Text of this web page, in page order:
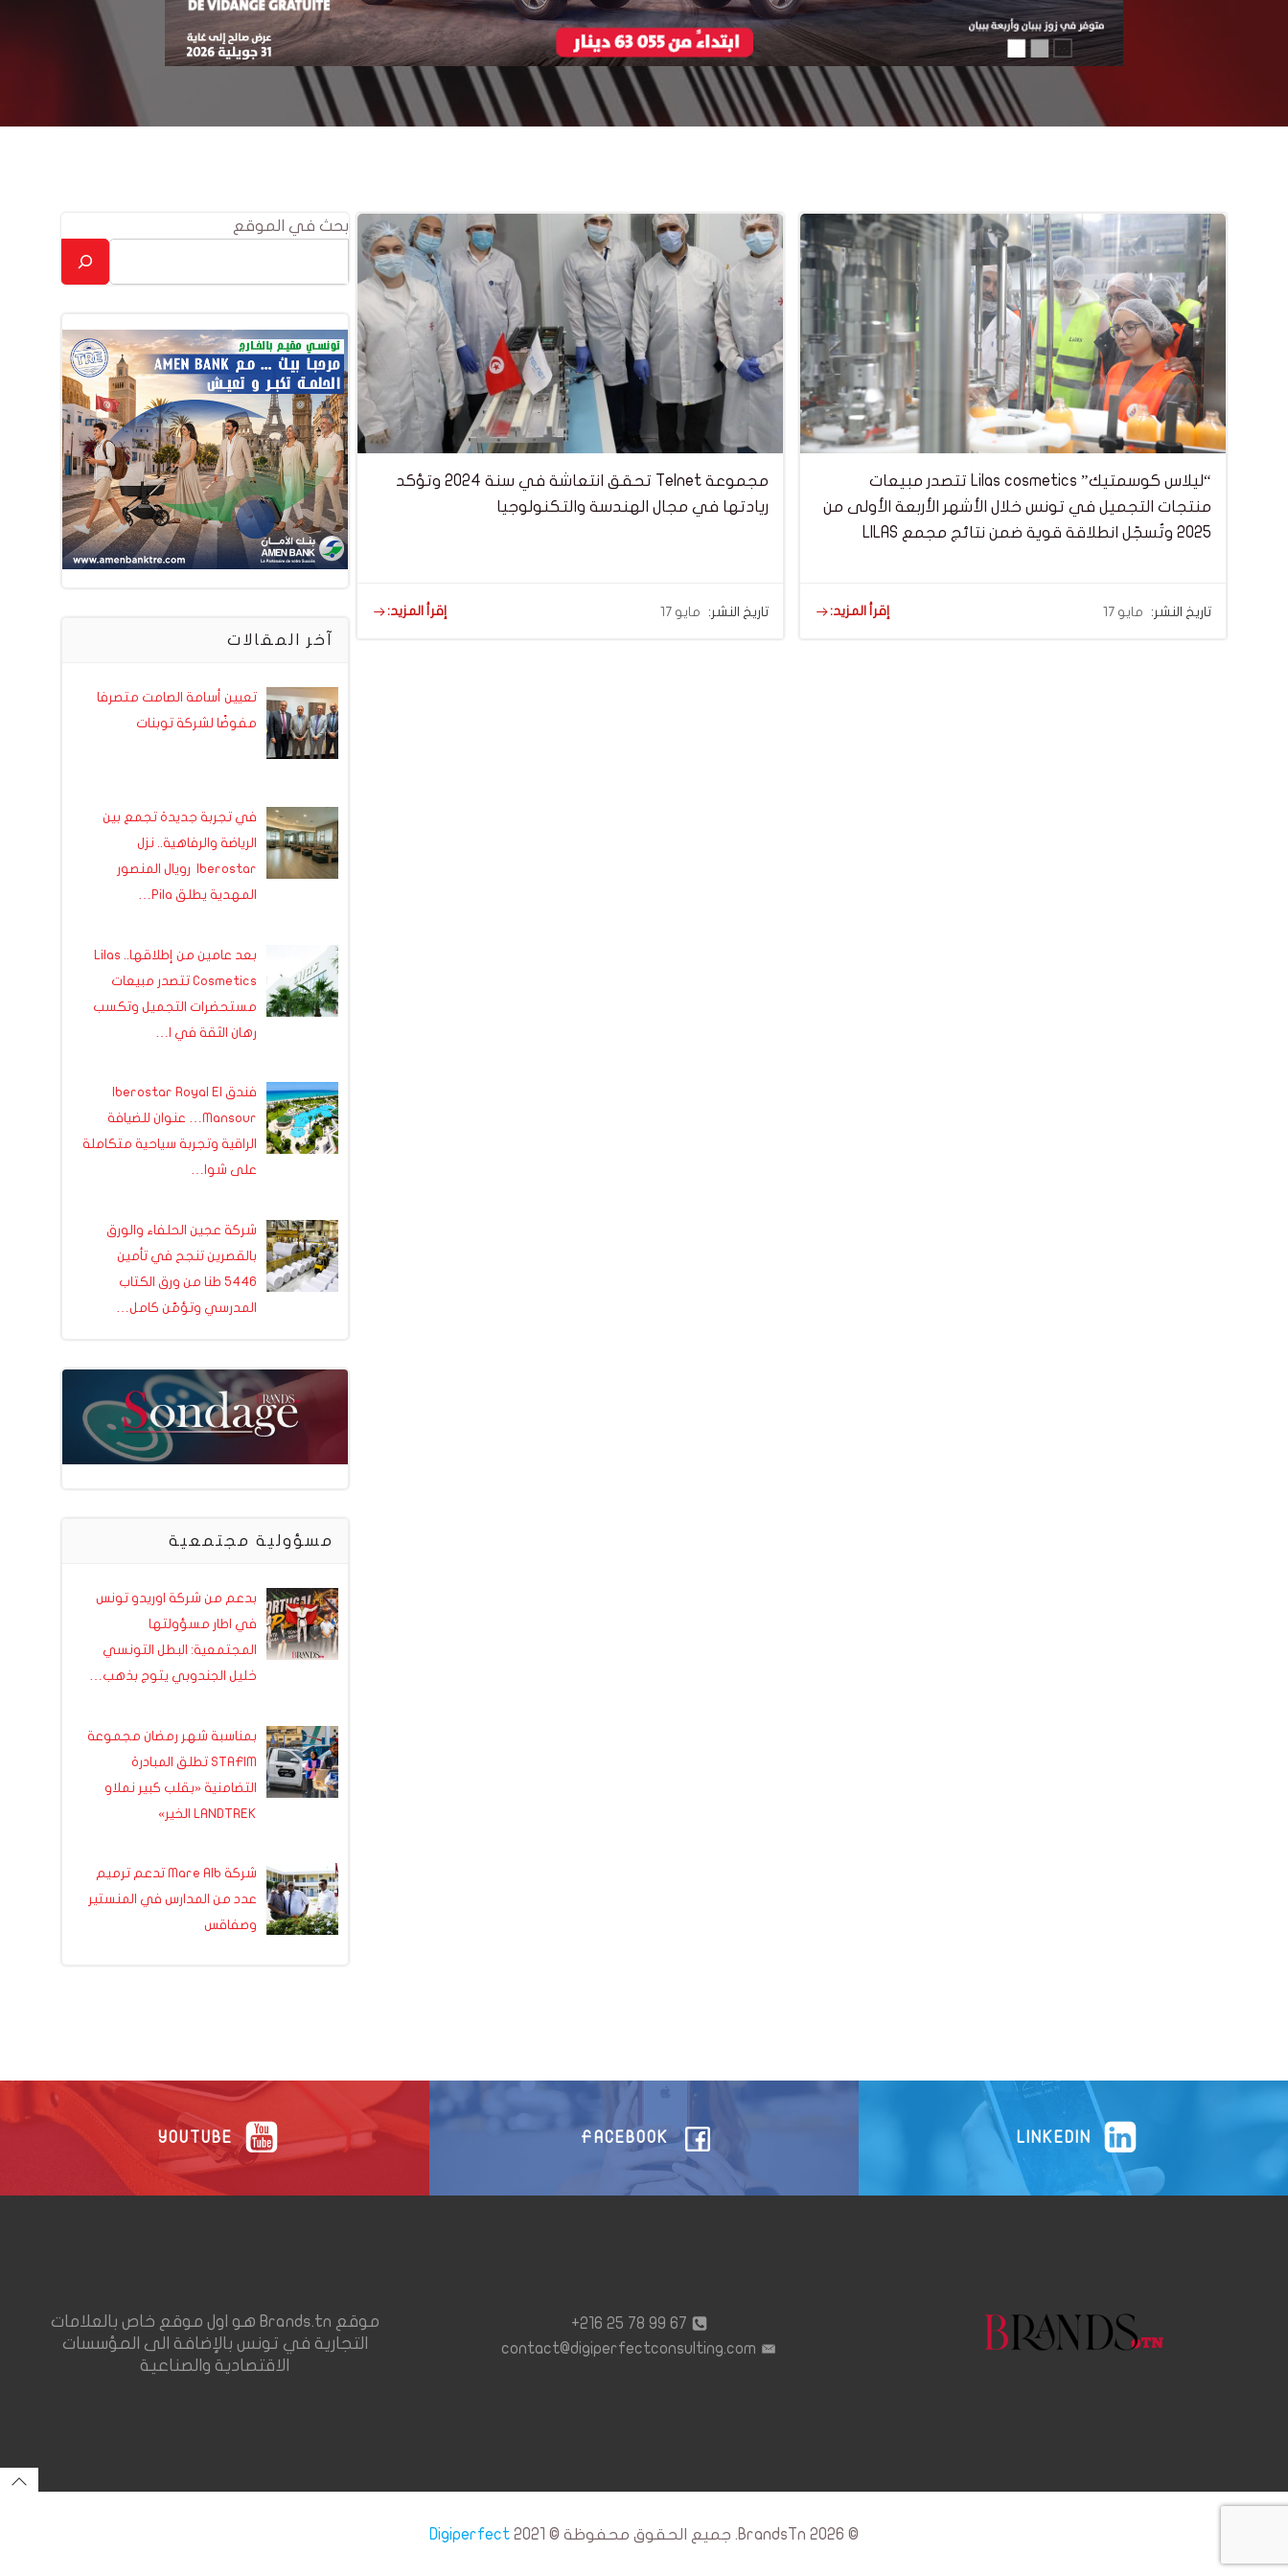
مجموعة Telnet تحقق انتعاشة في سنة 2024 وتؤكد
ريادتها في مجال الهندسة والتكنولوجيا
تاريخ النشر: مايو 17 إقرأ المزيد:
“ليلاس كوسمتيك” Lilas cosmetics تتصدر مبيعات
منتجات التجميل في تونس خلال الأشهر الأربعة الأولى من
2025 وتُسجّل انطلاقة قوية ضمن نتائج مجمع LILAS
تاريخ النشر: مايو 17 إقرأ المزيد:
بحث في الموقع
آخر المقالات
تعيين أسامة الصامت متصرفا
مفوضًا لشركة توبنات
في تجربة جديدة تجمع بين
الرياضة والرفاهية.. نزل
Iberostar رويال المنصور
المهدية يطلق Pila…
بعد عامين من إطلاقها.. Lilas
Cosmetics تتصدر مبيعات
مستحضرات التجميل وتكسب
رهان الثقة في ا…
فندق Iberostar Royal El
Mansour… عنوان للضيافة
الراقية وتجربة سياحية متكاملة
على شوا…
شركة عجين الحلفاء والورق
بالقصرين تنجح في تأمين
5446 طنا من ورق الكتاب
المدرسي وتؤمّن كامل…
مسؤولية مجتمعية
بدعم من شركة اوريدو تونس
في اطار مسؤولتها
المجتمعية: البطل التونسي
خليل الجندوبي يتوج بذهب…
بمناسبة شهر رمضان مجموعة
STAFIM تطلق المبادرة
التضامنية «بقلب كبير نملاو
LANDTREK الخير»
شركة Mare Alb تدعم ترميم
عدد من المدارس في المنستير
وصفاقس
LINKEDIN
FACEBOOK
YOUTUBE
67 99 78 25 216+
contact@digiperfectconsulting.com
موقع Brands.tn هو اول موقع خاص بالعلامات
التجارية في تونس بالإضافة الى المؤسسات
الاقتصادية والصناعية
© 2026 BrandsTn. جميع الحقوق محفوظة © 2021 Digiperfect